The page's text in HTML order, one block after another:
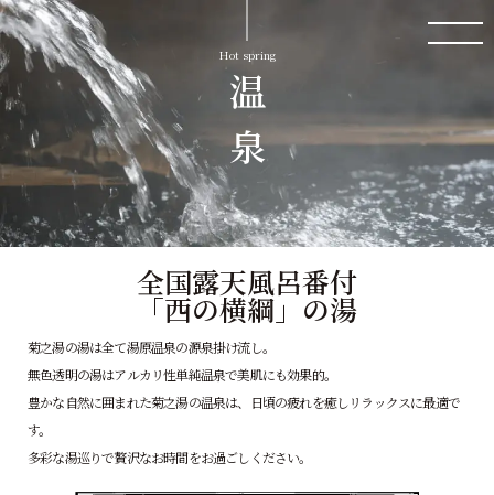
Hot spring
温 泉
全国露天風呂番付
「西の横綱」の湯
菊之湯の湯は全て湯原温泉の源泉掛け流し。
無色透明の湯はアルカリ性単純温泉で美肌にも効果的。
豊かな自然に囲まれた菊之湯の温泉は、
日頃の疲れを癒しリラックスに最適で
す。
多彩な湯巡りで贅沢なお時間をお過ごしください。